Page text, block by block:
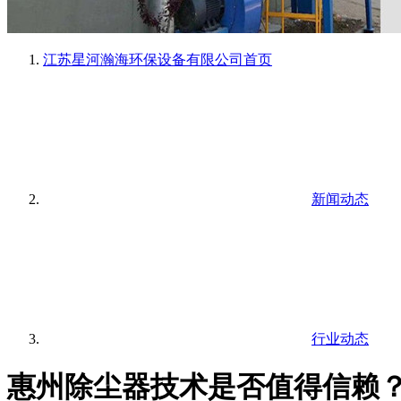
江苏星河瀚海环保设备有限公司 首页
新闻动态
行业动态
惠州除尘器技术是否值得信赖